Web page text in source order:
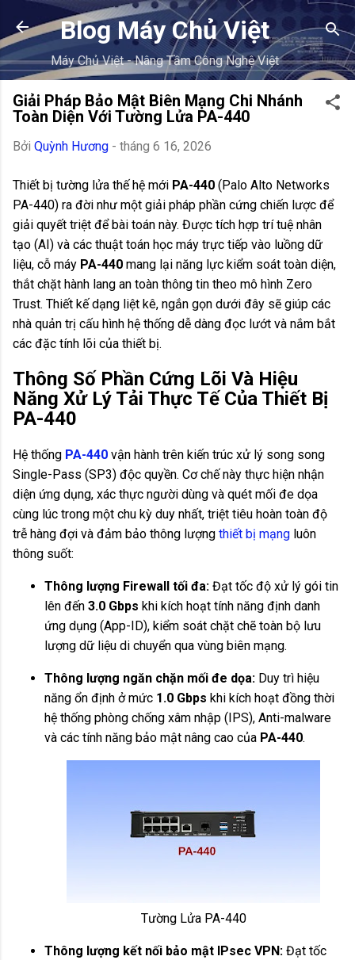
Chuyển đến nội dung chính
Blog Máy Chủ Việt
Máy Chủ Việt - Nâng Tầm Công Nghệ Việt
Giải Pháp Bảo Mật Biên Mạng Chi Nhánh
Toàn Diện Với Tường Lửa PA-440
Bởi Quỳnh Hương - tháng 6 16, 2026
Thiết bị tường lửa thế hệ mới PA-440 (Palo Alto Networks
PA-440) ra đời như một giải pháp phần cứng chiến lược để
giải quyết triệt để bài toán này. Được tích hợp trí tuệ nhân
tạo (AI) và các thuật toán học máy trực tiếp vào luồng dữ
liệu, cỗ máy PA-440 mang lại năng lực kiểm soát toàn diện,
thắt chặt hành lang an toàn thông tin theo mô hình Zero
Trust. Thiết kế dạng liệt kê, ngắn gọn dưới đây sẽ giúp các
nhà quản trị cấu hình hệ thống dễ dàng đọc lướt và nắm bắt
các đặc tính lõi của thiết bị.
Thông Số Phần Cứng Lõi Và Hiệu
Năng Xử Lý Tải Thực Tế Của Thiết Bị
PA-440
Hệ thống PA-440 vận hành trên kiến trúc xử lý song song
Single-Pass (SP3) độc quyền. Cơ chế này thực hiện nhận
diện ứng dụng, xác thực người dùng và quét mối đe dọa
cùng lúc trong một chu kỳ duy nhất, triệt tiêu hoàn toàn độ
trễ hàng đợi và đảm bảo thông lượng thiết bị mạng luôn
thông suốt:
Thông lượng Firewall tối đa: Đạt tốc độ xử lý gói tin
lên đến 3.0 Gbps khi kích hoạt tính năng định danh
ứng dụng (App-ID), kiểm soát chặt chẽ toàn bộ lưu
lượng dữ liệu di chuyển qua vùng biên mạng.
Thông lượng ngăn chặn mối đe dọa: Duy trì hiệu
năng ổn định ở mức 1.0 Gbps khi kích hoạt đồng thời
hệ thống phòng chống xâm nhập (IPS), Anti-malware
và các tính năng bảo mật nâng cao của PA-440.
Tường Lửa PA-440
Thông lượng kết nối bảo mật IPsec VPN: Đạt tốc